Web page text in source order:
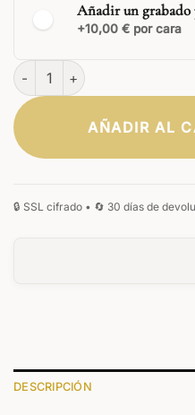
Añadir un grabado
+10,00 € por cara
CLÁSICA
Auerus Pluma Estilográfica
AÑADIR AL
DESCRIPCIÓN